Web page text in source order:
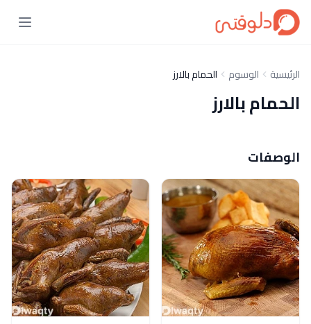
الرئيسية الوسوم الحمام بالارز
الحمام بالارز
الوصفات